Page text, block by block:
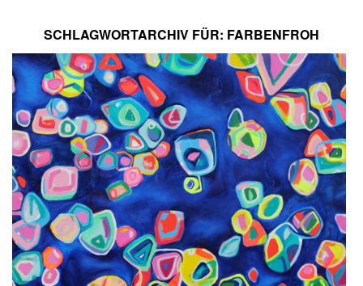
SCHLAGWORTARCHIV FÜR: FARBENFROH